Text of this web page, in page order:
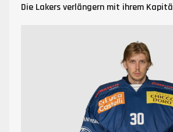
Die Lakers verlängern mit ihrem